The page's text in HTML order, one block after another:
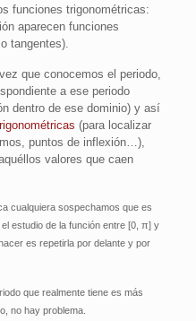
funciones trigonométricas:
aparecen funciones
tangentes).
que conocemos el periodo,
a ese periodo
dentro de ese dominio) y así
(para localizar
puntos de inflexión…),
valores que caen
cualquiera sospechamos que es
estudio de la función entre [0, π] y
es repetirla por delante y por
que realmente tiene es más
no hay problema.